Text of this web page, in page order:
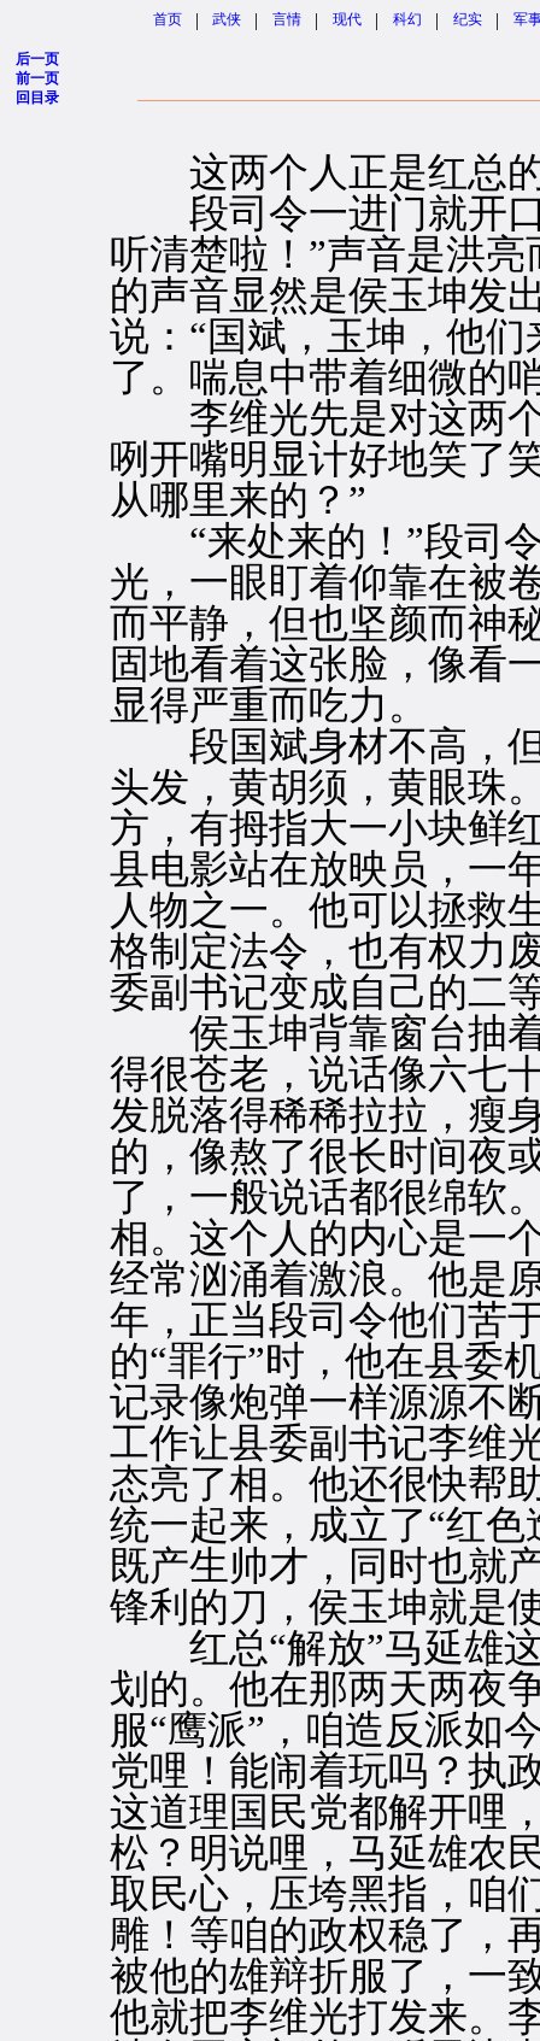
首页 | 武侠 | 言情 | 现代 | 科幻 | 纪实 | 军
后一页
前一页
回目录
这两个人正是红总的
段司令一进门就开口
听清楚啦！”声音是洪
的声音显然是侯玉坤发
说：“国斌，玉坤，他
了。喘息中带着细微的
李维光先是对这两个
咧开嘴明显计好地笑了
从哪里来的？”
“来处来的！”段司令
光，一眼盯着仰靠在被
而平静，但也坚颜而神
固地看着这张脸，像看
显得严重而吃力。
段国斌身材不高，但
头发，黄胡须，黄眼珠
方，有拇指大一小块鲜
县电影站在放映员，一
人物之一。他可以拯救
格制定法令，也有权力
委副书记变成自己的二
侯玉坤背靠窗台抽着
得很苍老，说话像六七
发脱落得稀稀拉拉，瘦
的，像熬了很长时间夜
了，一般说话都很绵软
相。这个人的内心是一
经常汹涌着激浪。他是
年，正当段司令他们苦
的“罪行”时，他在县委
记录像炮弹一样源源不
工作让县委副书记李维
态亮了相。他还很快帮
统一起来，成立了“红
既产生帅才，同时也就
锋利的刀，侯玉坤就是
红总“解放”马延雄这
划的。他在那两天两夜
服“鹰派”，咱造反派如
党哩！能闹着玩吗？执
这道理国民党都解开哩
松？明说哩，马延雄农
取民心，压垮黑指，咱
雕！等咱的政权稳了，
被他的雄辩折服了，一
他就把李维光打发来。